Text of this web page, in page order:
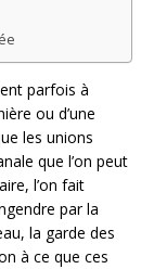
parfois à
ou d’une
les unions
que l’on peut
l’on fait
par la
la garde des
à ce que ces